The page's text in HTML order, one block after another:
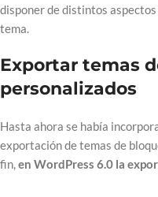
disponer de distintos
tema.
Exportar temas
personalizados
Hasta ahora se había
exportación de temas de
fin,en WordPress 6.0 la